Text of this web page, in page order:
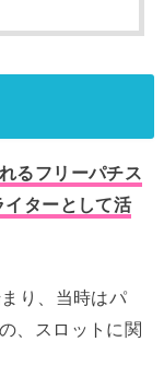
るフリーパチス
イターとして活
り、当時はパ
、スロットに関